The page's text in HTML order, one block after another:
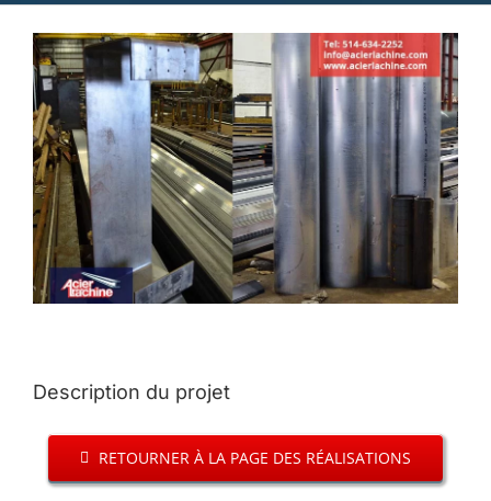
View
Larger
Image
Description du projet
RETOURNER À LA PAGE DES RÉALISATIONS